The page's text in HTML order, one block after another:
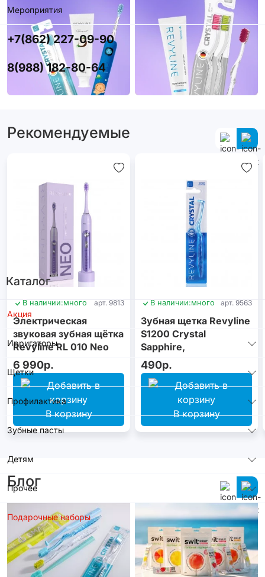
Мероприятия
+7(862) 227-09-90
8(988) 182-80-64
Каталог
Акция
Ирригаторы
Щетки
Профилактика
Зубные пасты
Детям
Прочее
Подарочные наборы
Рекомендуемые
В наличии:много арт. 9813
Электрическая
звуковая зубная щётка
Revyline RL 010 Neo
Violet
6 990р.
В корзину
В наличии:много арт. 9563
Зубная щетка Revyline
S1200 Crystal
Sapphire,
монопучковая
490р.
В корзину
Блог